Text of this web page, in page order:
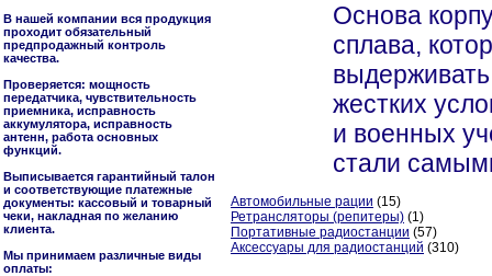
В нашей компании вся продукция
проходит обязательный
предпродажный контроль
качества.
Проверяется: мощность
передатчика, чувствительность
приемника, исправность
аккумулятора, исправность
антенн, работа основных
функций.
Выписывается гарантийный талон
и соответствующие платежные
документы: кассовый и товарный
чеки, накладная по желанию
клиента.
Мы принимаем различные виды
оплаты:
Основа
сплава,
жестких
и военных
стали
Автомобильные рации (15)
Ретрансляторы (репитеры) (1)
Портативные радиостанции (57)
Аксессуары для радиостанций (310)